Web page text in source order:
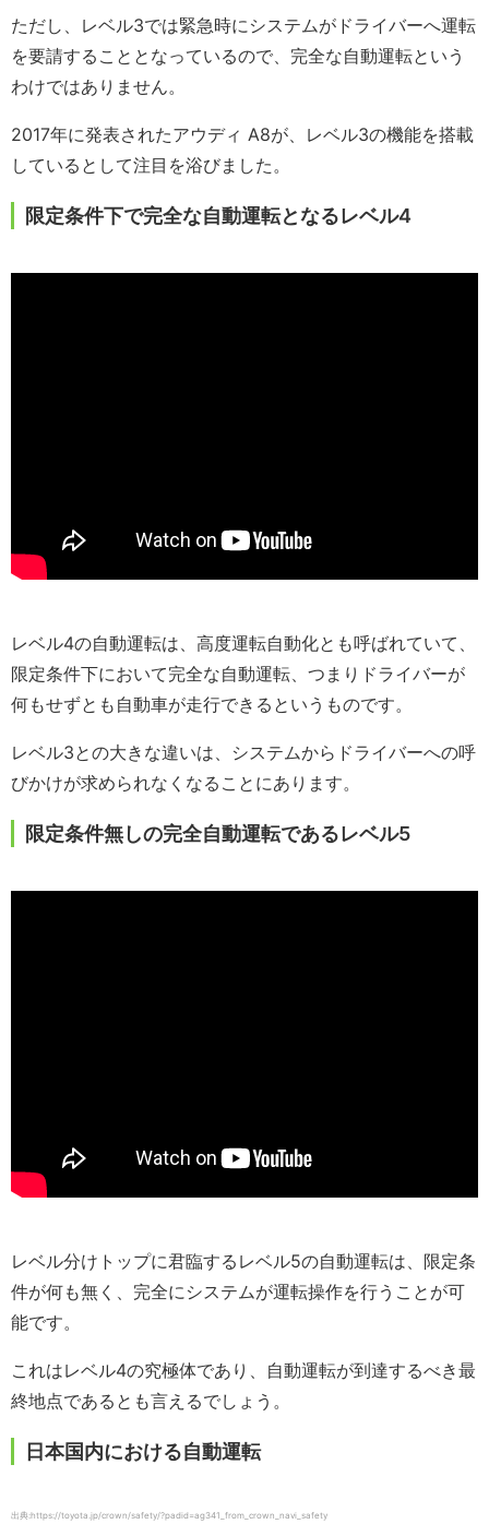
ただし、レベル3では緊急時にシステムがドライバーへ運転
を要請することとなっているので、完全な自動運転という
わけではありません。
2017年に発表されたアウディ A8が、レベル3の機能を搭載
しているとして注目を浴びました。
限定条件下で完全な自動運転となるレベル4
レベル4の自動運転は、高度運転自動化とも呼ばれていて、
限定条件下において完全な自動運転、つまりドライバーが
何もせずとも自動車が走行できるというものです。
レベル3との大きな違いは、システムからドライバーへの呼
びかけが求められなくなることにあります。
限定条件無しの完全自動運転であるレベル5
レベル分けトップに君臨するレベル5の自動運転は、限定条
件が何も無く、完全にシステムが運転操作を行うことが可
能です。
これはレベル4の究極体であり、自動運転が到達するべき最
終地点であるとも言えるでしょう。
日本国内における自動運転
出典:https://toyota.jp/crown/safety/?padid=ag341_from_crown_navi_safety